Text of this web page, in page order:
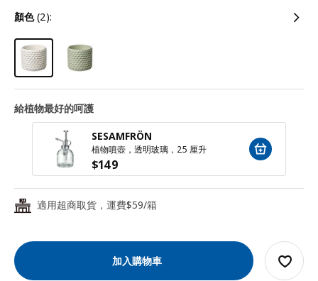
顏色(2):
給植物最好的呵護
SESAMFRÖN
植物噴壺，透明玻璃，25 厘升
$149
24 適用超商取貨，運費$59/箱
加入購物車